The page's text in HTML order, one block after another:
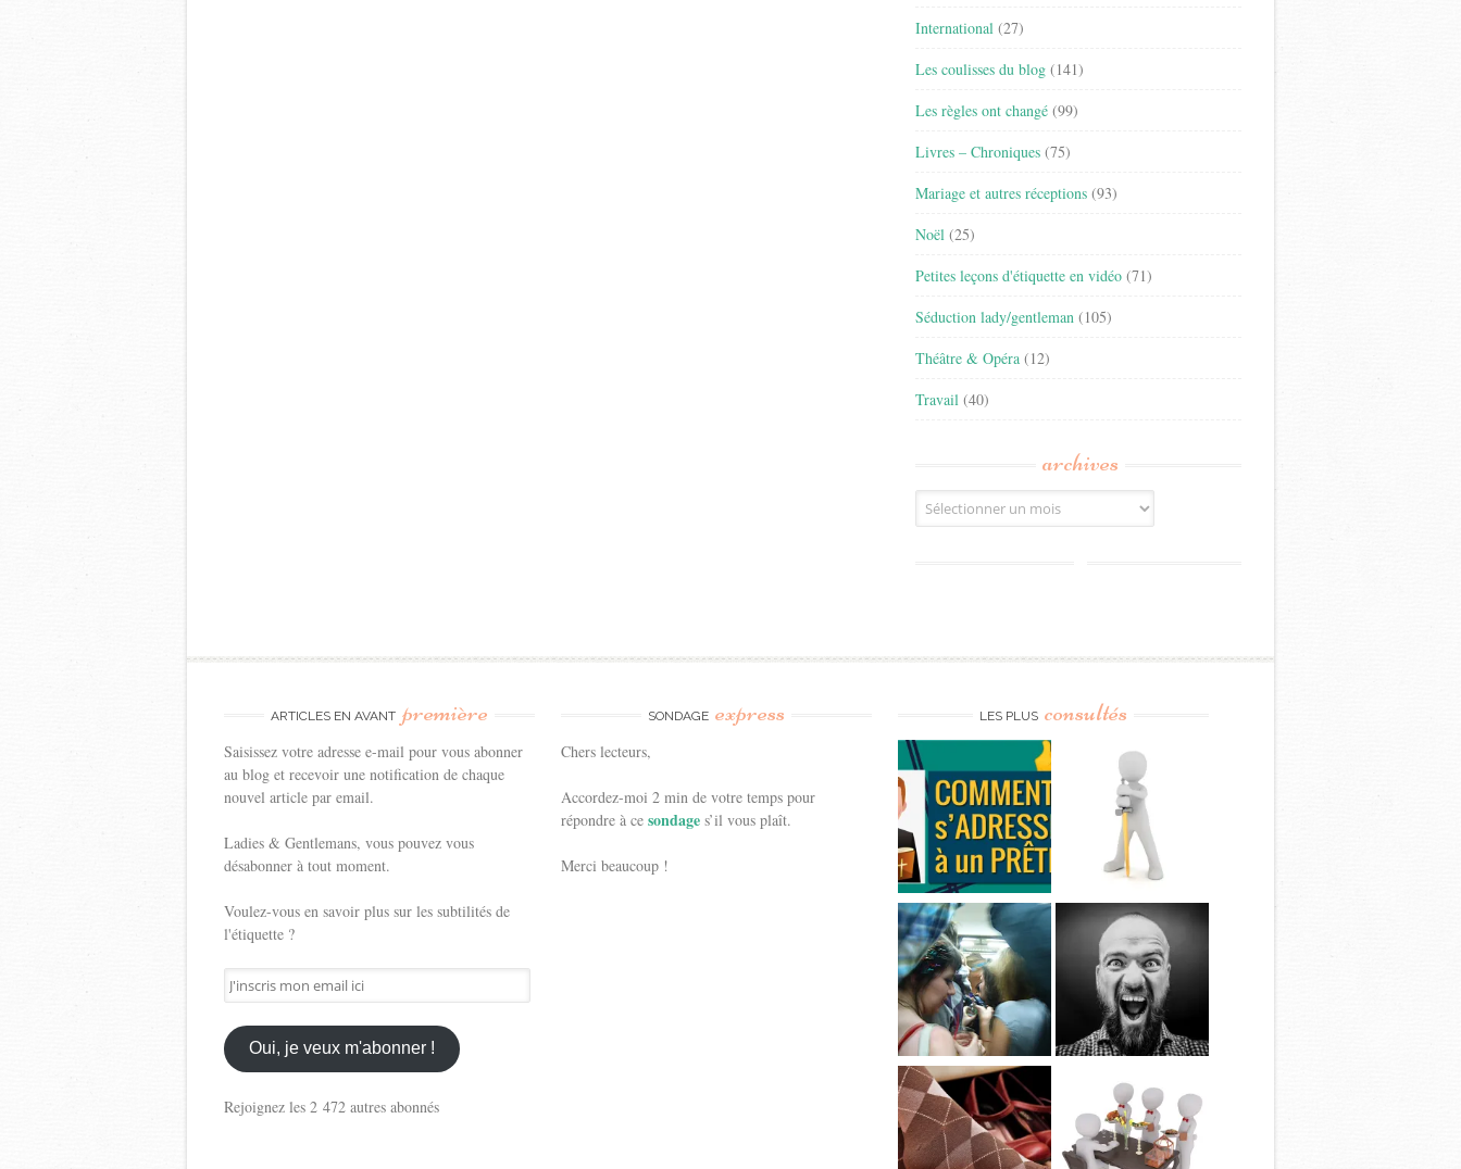
International (27)
Les coulisses du blog (141)
Les règles ont changé (99)
Livres – Chroniques (75)
Mariage et autres réceptions (93)
Noël (25)
Petites leçons d'étiquette en vidéo (71)
Séduction lady/gentleman (105)
Théâtre & Opéra (12)
Travail (40)
archives
Archives
ARTICLES EN AVANT première
Saisissez votre adresse e-mail pour vous abonner
au blog et recevoir une notification de chaque
nouvel article par email.
Ladies & Gentlemans, vous pouvez vous
désabonner à tout moment.
Voulez-vous en savoir plus sur les subtilités de
l'étiquette ?
J'inscris
mon
email
ici
Oui, je veux m'abonner !
Rejoignez les 2 472 autres abonnés
SONDAGE express
Chers lecteurs,
Accordez-moi 2 min de votre temps pour
répondre à cesondages’il vous plaît.
Merci beaucoup !
LES PLUS consultés